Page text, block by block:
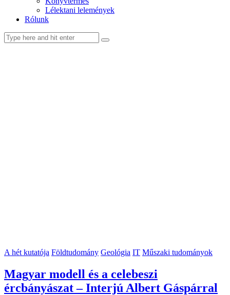
Lélektani lelemények
Rólunk
A hét kutatója Földtudomány Geológia IT Műszaki tudományok
Magyar modell és a celebeszi
ércbányászat – Interjú Albert Gáspárral